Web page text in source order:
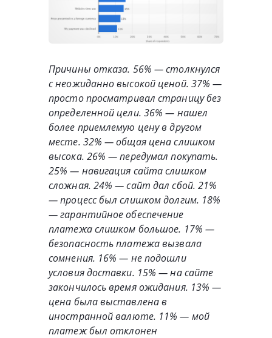
Причины отказа. 56% — столкнулся
с неожиданно высокой ценой. 37% —
просто просматривал страницу без
определенной цели. 36% — нашел
более приемлемую цену в другом
месте. 32% — общая цена слишком
высока. 26% — передумал покупать.
25% — навигация сайта слишком
сложная. 24% — сайт дал сбой. 21%
— процесс был слишком долгим. 18%
— гарантийное обеспечение
платежа слишком большое. 17% —
безопасность платежа вызвала
сомнения. 16% — не подошли
условия доставки. 15% — на сайте
закончилось время ожидания. 13% —
цена была выставлена в
иностранной валюте. 11% — мой
платеж был отклонен